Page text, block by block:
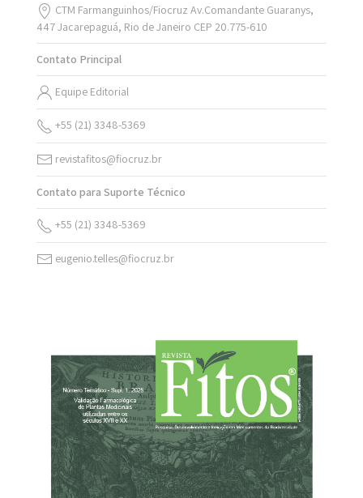
CTM Farmanguinhos/Fiocruz Av.Comandante Guaranys,
447 Jacarepaguá, Rio de Janeiro CEP 20.775-610
Contato Principal
Equipe Editorial
+55 (21) 3348-5369
revistafitos@fiocruz.br
Contato para Suporte Técnico
+55 (21) 3348-5369
eugenio.telles@fiocruz.br